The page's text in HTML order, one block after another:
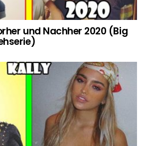
und Nachher 2020 (Big